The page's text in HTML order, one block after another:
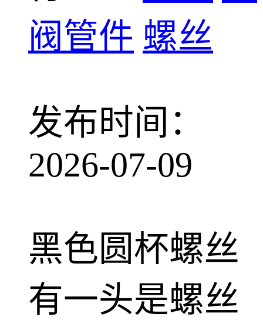
阀管件 螺丝
发布时间：
2026-07-09
黑色圆杯螺丝
有一头是螺丝